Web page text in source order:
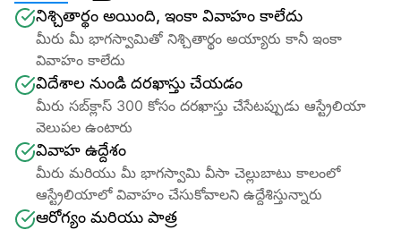
నిశ్చితార్థం అయింది, ఇంకా వివాహం కాలేదు
మీరు మీ భాగస్వామితో నిశ్చితార్థం అయ్యారు కానీ ఇంకా
వివాహం కాలేదు
విదేశాల నుండి దరఖాస్తు చేయడం
మీరు సబ్‌క్లాస్ 300 కోసం దరఖాస్తు చేసేటప్పుడు ఆస్ట్రేలియా
వెలుపల ఉంటారు
వివాహ ఉద్దేశం
మీరు మరియు మీ భాగస్వామి వీసా చెల్లుబాటు కాలంలో
ఆస్ట్రేలియాలో వివాహం చేసుకోవాలని ఉద్దేశిస్తున్నారు
ఆరోగ్యం మరియు పాత్ర